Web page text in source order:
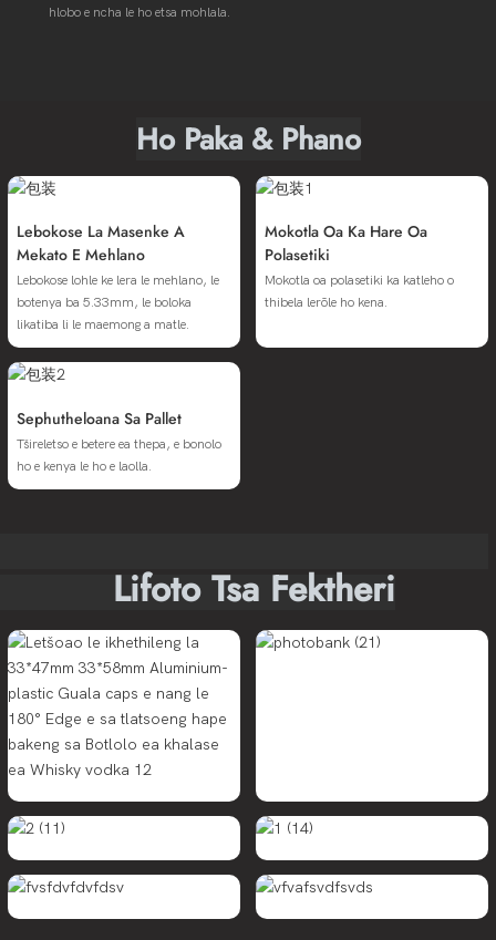
hlobo e ncha le ho etsa mohlala.
Ho Paka & Phano
Lebokose La Masenke A
Mekato E Mehlano
Lebokose lohle ke lera le mehlano, le
botenya ba 5.33mm, le boloka
likatiba li le maemong a matle.
Mokotla Oa Ka Hare Oa
Polasetiki
Mokotla oa polasetiki ka katleho o
thibela lerōle ho kena.
Sephutheloana Sa Pallet
Tšireletso e betere ea thepa, e bonolo
ho e kenya le ho e laolla.
Lifoto Tsa Fektheri